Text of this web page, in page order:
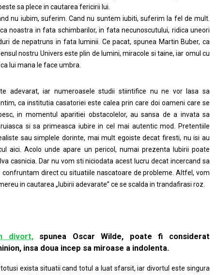
sa plece in cautarea fericirii lui.
nu iubim, suferim. Cand nu suntem iubiti, suferim la fel de mult.
noastra in fata schimbarilor, in fata necunoscutului, ridica uneori
de nepatruns in fata luminii. Ce pacat, spunea Martin Buber, ca
nostru Univers este plin de lumini, miracole si taine, iar omul cu
lui mana le face umbra.
adevarat, iar numeroasele studii stiintifice nu ne vor lasa sa
ca institutia casatoriei este calea prin care doi oameni care se
in momentul aparitiei obstacolelor, au sansa de a invata sa
si sa primeasca iubire in cel mai autentic mod. Pretentiile
sau simplele dorinte, mai mult egoiste decat firesti, nu isi au
aici. Acolo unde apare un pericol, numai prezenta Iubirii poate
casnicia. Dar nu vom sti niciodata acest lucru decat incercand sa
confruntam direct cu situatiile nascatoare de probleme. Altfel, vom
in cautarea „Iubirii adevarate” ce se scalda in trandafirasi roz.
divort,spunea Oscar Wilde, poate fi considerat
insa doua incep sa miroase a indolenta.
exista situatii cand totul a luat sfarsit, iar divortul este singura